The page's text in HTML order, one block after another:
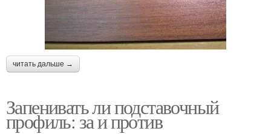
читать дальше →
Запенивать ли подставочный
профиль: за и против